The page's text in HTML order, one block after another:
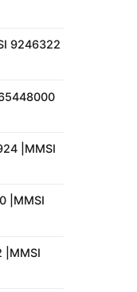
9246322
|MMSI
|MMSI
|MMSI